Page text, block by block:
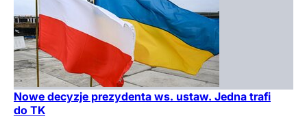
Nowe decyzje prezydenta ws. ustaw. Jedna trafi
do TK